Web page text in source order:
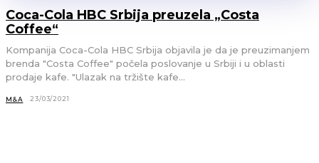
Coca-Cola HBC Srbija preuzela „Costa
Coffee“
Kompanija Coca-Cola HBC Srbija objavila je da je preuzimanjem
brenda "Costa Coffee" počela poslovanje u Srbiji i u oblasti
prodaje kafe. "Ulazak na tržište kafe...
M&A 23/03/2021